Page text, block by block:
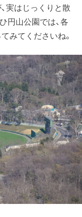
実はじっくりと散
円山公園では、各
みてくださいね。